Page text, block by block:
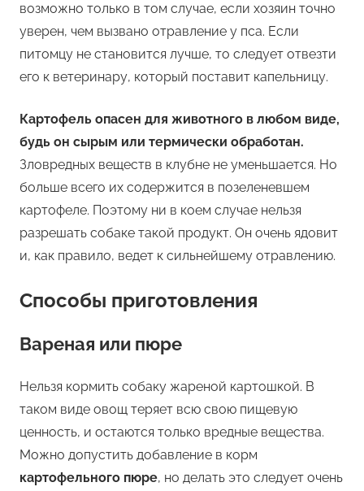
возможно только в том случае, если хозяин точно
уверен, чем вызвано отравление у пса. Если
питомцу не становится лучше, то следует отвезти
его к ветеринару, который поставит капельницу.
Картофель опасен для животного в любом виде,
будь он сырым или термически обработан.
Зловредных веществ в клубне не уменьшается. Но
больше всего их содержится в позеленевшем
картофеле. Поэтому ни в коем случае нельзя
разрешать собаке такой продукт. Он очень ядовит
и, как правило, ведет к сильнейшему отравлению.
Способы приготовления
Вареная или пюре
Нельзя кормить собаку жареной картошкой. В
таком виде овощ теряет всю свою пищевую
ценность, и остаются только вредные вещества.
Можно допустить добавление в корм
картофельного пюре, но делать это следует очень